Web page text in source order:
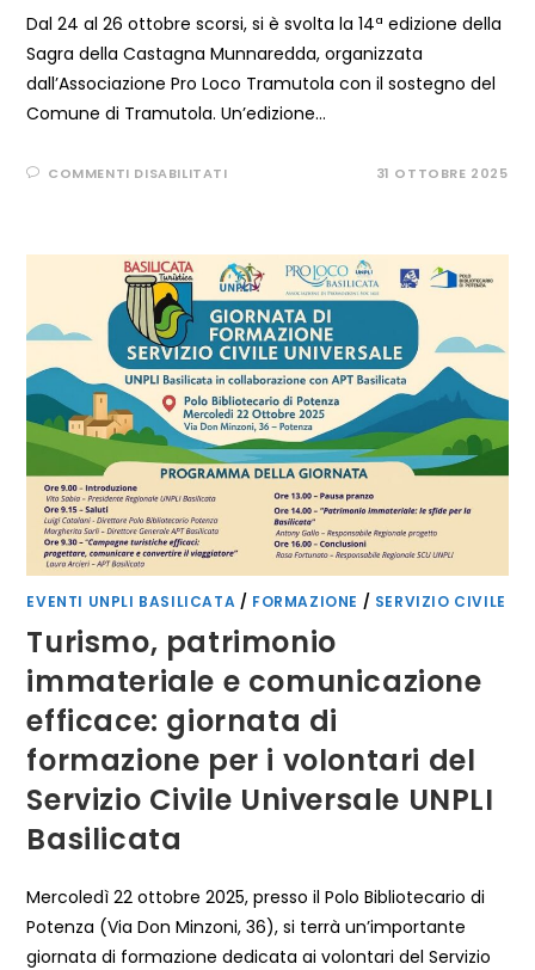
Dal 24 al 26 ottobre scorsi, si è svolta la 14ª edizione della
Sagra della Castagna Munnaredda, organizzata
dall’Associazione Pro Loco Tramutola con il sostegno del
Comune di Tramutola. Un’edizione…
COMMENTI DISABILITATISU
MUNNAREDDA
TRA
LE
SAGRE
DI
QUALITÀ
D’ITALIA!
31 OTTOBRE 2025
EVENTI UNPLI BASILICATA / FORMAZIONE / SERVIZIO CIVILE
Turismo, patrimonio
immateriale e comunicazione
efficace: giornata di
formazione per i volontari del
Servizio Civile Universale UNPLI
Basilicata
Mercoledì 22 ottobre 2025, presso il Polo Bibliotecario di
Potenza (Via Don Minzoni, 36), si terrà un’importante
giornata di formazione dedicata ai volontari del Servizio